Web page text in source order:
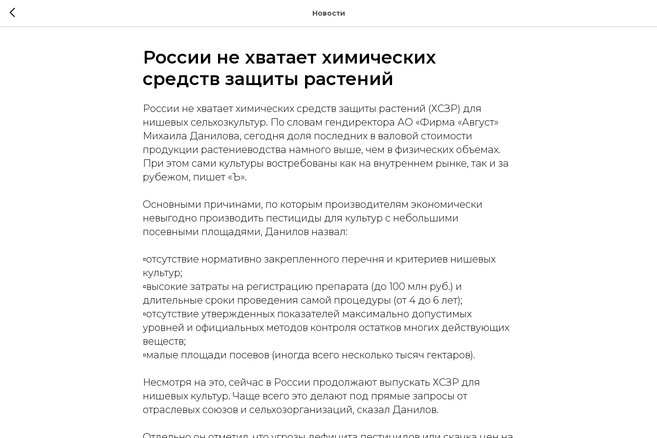
Новости
России не хватает химических
средств защиты растений
России не хватает химических средств защиты растений (ХСЗР) для
нишевых сельхозкультур. По словам гендиректора АО «Фирма «Август»
Михаила Данилова, сегодня доля последних в валовой стоимости
продукции растениеводства намного выше, чем в физических объёмах.
При этом сами культуры востребованы как на внутреннем рынке, так и за
рубежом, пишет «Ъ».
Основными причинами, по которым производителям экономически
невыгодно производить пестициды для культур с небольшими
посевными площадями, Данилов назвал:
▫️отсутствие нормативно закрепленного перечня и критериев нишевых
культур;
▫️высокие затраты на регистрацию препарата (до 100 млн руб.) и
длительные сроки проведения самой процедуры (от 4 до 6 лет);
▫️отсутствие утвержденных показателей максимально допустимых
уровней и официальных методов контроля остатков многих действующих
веществ;
▫️малые площади посевов (иногда всего несколько тысяч гектаров).
Несмотря на это, сейчас в России продолжают выпускать ХСЗР для
нишевых культур. Чаще всего это делают под прямые запросы от
отраслевых союзов и сельхозорганизаций, сказал Данилов.